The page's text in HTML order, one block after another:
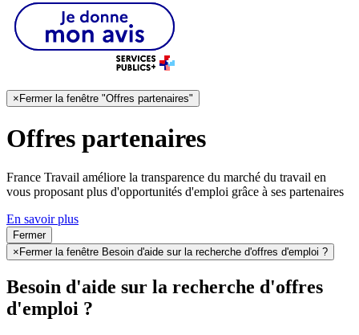
×Fermer la fenêtre "Offres partenaires"
Offres partenaires
France Travail améliore la transparence du marché du travail en
vous proposant plus d'opportunités d'emploi grâce à ses partenaires
En savoir plus
Fermer
× Fermer la fenêtre Besoin d'aide sur la recherche d'offres d'emploi ?
Besoin d'aide sur la recherche d'offres
d'emploi ?